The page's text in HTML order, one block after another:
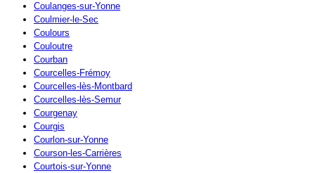
Coulanges-sur-Yonne
Coulmier-le-Sec
Coulours
Couloutre
Courban
Courcelles-Frémoy
Courcelles-lès-Montbard
Courcelles-lès-Semur
Courgenay
Courgis
Courlon-sur-Yonne
Courson-les-Carrières
Courtois-sur-Yonne